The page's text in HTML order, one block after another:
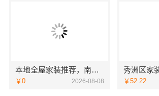
本地全屋家装推荐，南通宏域全宅装饰建材有限公司口碑之选
￥0 2026-08-08 ￥52.22